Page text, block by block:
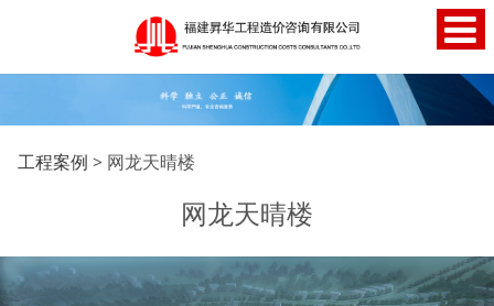
网龙天晴楼
工程案例 > 网龙天晴楼
网龙天晴楼